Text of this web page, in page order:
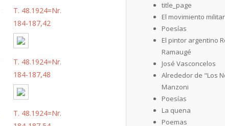
T. 48.1924=Nr.
184-187,42
T. 48.1924=Nr.
184-187,48
T. 48.1924=Nr.
title_page
El movimiento
Poesías
El pintor argentino
Ramaugé
José Vasconcelos
Alrededor de "Los
Manzoni
Poesías
La quena
Poemas